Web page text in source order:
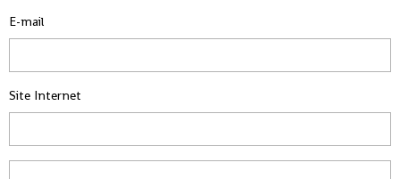
E-mail
Site Internet